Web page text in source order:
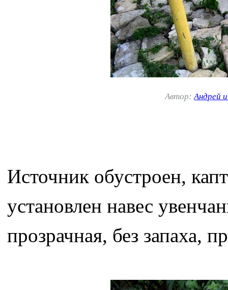
Автор:Андрей
Источник обустроен,
установлен навес
прозрачная, без запаха,